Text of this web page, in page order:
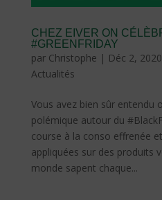
CHEZ EIVER ON
#GREENFRIDAY
par Christophe | Déc 2, 2020
Actualités
Vous avez bien sûr entendu
polémique autour du
course à la conso effrenée
appliquées sur des produits
monde sapent chaque...